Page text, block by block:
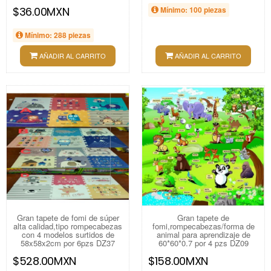
$36.00MXN
Mínimo: 288 piezas
AÑADIR AL CARRITO
Mínimo: 100 piezas
AÑADIR AL CARRITO
Gran tapete de fomi de súper
alta calidad,tipo rompecabezas
con 4 modelos surtidos de
58x58x2cm por 6pzs DZ37
$528.00MXN
Gran tapete de
fomi,rompecabezas/forma de
animal para aprendizaje de
60*60*0.7 por 4 pzs DZ09
$158.00MXN